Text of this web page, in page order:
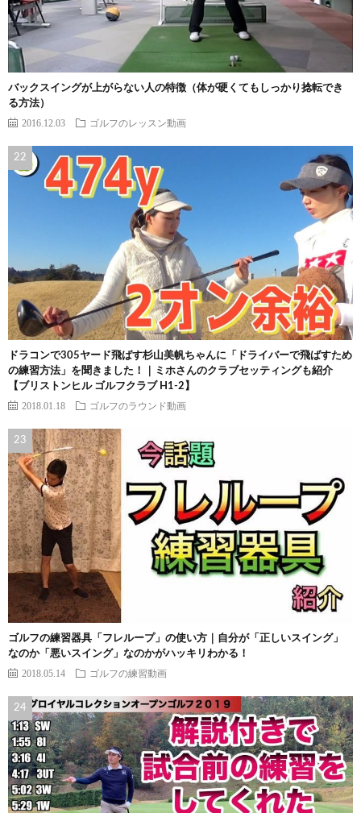
バックスイングが上がらない人の特徴（体が硬くてもしっかり捻転でき
る方法）
2016.12.03 ゴルフのレッスン動画
ドラコンで305ヤード飛ばす杉山美帆ちゃんに「ドライバーで飛ばすため
の練習方法」を聞きました！｜ミホさんのクラブセッティングも紹介
【ブリストンヒル ゴルフクラブ H1-2】
2018.01.18 ゴルフのラウンド動画
ゴルフの練習器具「フレループ」の使い方｜自分が「正しいスイング」
なのか「悪いスイング」なのかがハッキリわかる！
2018.05.14 ゴルフの練習動画